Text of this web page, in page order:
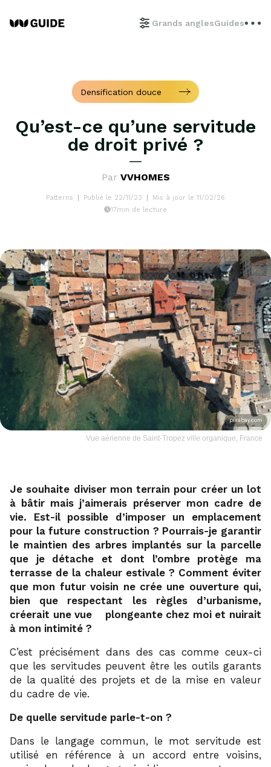
Grands anglesGuides
Densification douce
Qu’est-ce qu’une servitude
de droit privé ?
Par VVHOMES
Patterns Publié le 22/11/23
Mis à jour le 11/02/26
17min de lecture
pixabay.com
Vue aérienne de Saint-Tropez ville organique, France
Je souhaite diviser mon terrain pour créer un lot
à bâtir mais j’aimerais préserver mon cadre de
vie. Est-il possible d’imposer un emplacement
pour la future construction ? Pourrais-je garantir
le maintien des arbres implantés sur la parcelle
que je détache et dont l’ombre protège ma
terrasse de la chaleur estivale ? Comment éviter
que mon futur voisin ne crée une ouverture qui,
bien que respectant les règles d’urbanisme,
créerait une vue
plongeante chez moi et nuirait
à mon intimité ?
C’est précisément dans des cas comme ceux-ci
que les servitudes peuvent être les outils garants
de la qualité des projets et de la mise en valeur
du cadre de vie.
De quelle servitude parle-t-on ?
Dans le langage commun, le mot servitude est
utilisé en référence à un accord entre voisins,